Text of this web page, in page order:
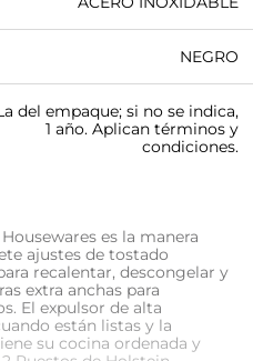
NEGRO
del empaque; si no se indica,
1 año. Aplican términos y
condiciones.
es la manera
ajustes de tostado
recalentar, descongelar y
extra anchas para
El expulsor de alta
están listas y la
su cocina ordenada y